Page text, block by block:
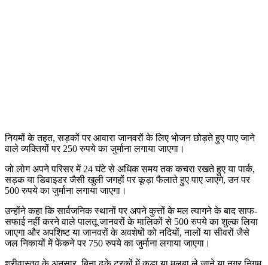
नियमों के तहत, सड़कों पर आवारा जानवरों के लिए भोजन छोड़ते हुए पाए जाने
वाले व्यक्तियों पर 250 रुपये का जुर्माना लगाया जाएगा।
जो लोग अपने परिसर में 24 घंटे से अधिक समय तक कचरा रखते हुए या पार्क,
सड़क या डिवाइडर जैसी खुली जगहों पर कूड़ा फैलाते हुए पाए जाएंगे, उन पर
500 रुपये का जुर्माना लगाया जाएगा।
उन्होंने कहा कि सार्वजनिक स्थानों पर अपने कुत्तों के मल त्यागने के बाद साफ-
सफाई नहीं करने वाले पालतू जानवरों के मालिकों से 500 रुपये का शुल्क लिया
जाएगा और अपशिष्ट या जानवरों के अवशेषों को नदियों, नालों या सीवरों जैसे
जल निकायों में फेंकने पर 750 रुपये का जुर्माना लगाया जाएगा।